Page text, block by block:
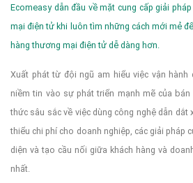
Ecomeasy dẫn đầu về mặt cung cấp giải
mại điện tử khi luôn tìm những cách mới mẻ
hàng thương mại điện tử dễ dàng hơn.
Xuất phát từ đội ngũ am hiểu việc vận
niềm tin vào sự phát triển mạnh mẽ của
thức sâu sắc về việc dùng công nghệ dẫn
thiểu chi phí cho doanh nghiệp, các giải pháp
diện và tạo cầu nối giữa khách hàng và
nhất.